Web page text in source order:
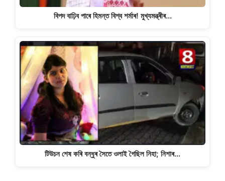
বিপদ বাঢ়িব পাৰে হিমন্ত বিশ্ব শৰ্মাৰ! মুখ্যমন্ত্ৰীৰ…
টিউচন শেষ কৰি বন্ধুৰ সৈতে ওলাই গৈছিল নিহা; নিশাৰ…